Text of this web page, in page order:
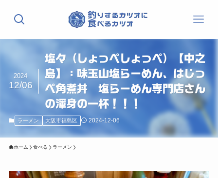
塩々（しょっぺしょっぺ）【中之
島】：味玉山塩らーめん、はじっ
ぺ角煮丼 塩らーめん専門店さん
の渾身の一杯！！！
2024
12/06
ラーメン 大阪市福島区 2024-12-06
ホーム 食べる ラーメン